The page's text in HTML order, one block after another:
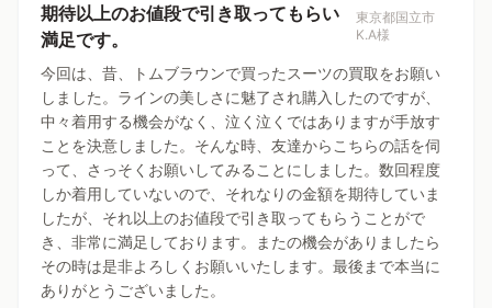
期待以上のお値段で引き取ってもらい
満足です。
東京都国立市
K.A様
今回は、昔、トムブラウンで買ったスーツの買取をお願い
しました。ラインの美しさに魅了され購入したのですが、
中々着用する機会がなく、泣く泣くではありますが手放す
ことを決意しました。そんな時、友達からこちらの話を伺
って、さっそくお願いしてみることにしました。数回程度
しか着用していないので、それなりの金額を期待していま
したが、それ以上のお値段で引き取ってもらうことがで
き、非常に満足しております。またの機会がありましたら
その時は是非よろしくお願いいたします。最後まで本当に
ありがとうございました。